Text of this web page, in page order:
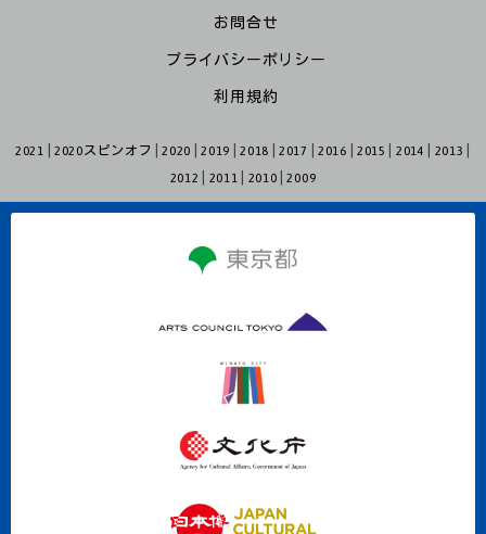
お問合せ
プライバシーポリシー
利用規約
2021 2020スピンオフ 2020 2019 2018 2017 2016 2015 2014
2013
2012
2011 2010 2009